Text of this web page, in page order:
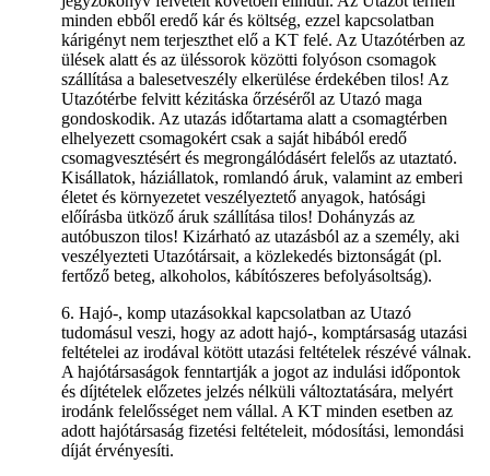
minden ebből eredő kár és költség, ezzel kapcsolatban
kárigényt nem terjeszthet elő a KT felé. Az Utazótérben az
ülések alatt és az üléssorok közötti folyóson csomagok
szállítása a balesetveszély elkerülése érdekében tilos! Az
Utazótérbe felvitt kézitáska őrzéséről az Utazó maga
gondoskodik. Az utazás időtartama alatt a csomagtérben
elhelyezett csomagokért csak a saját hibából eredő
csomagvesztésért és megrongálódásért felelős az utaztató.
Kisállatok, háziállatok, romlandó áruk, valamint az emberi
életet és környezetet veszélyeztető anyagok, hatósági
előírásba ütköző áruk szállítása tilos! Dohányzás az
autóbuszon tilos! Kizárható az utazásból az a személy, aki
veszélyezteti Utazótársait, a közlekedés biztonságát (pl.
fertőző beteg, alkoholos, kábítószeres befolyásoltság).
6. Hajó-, komp utazásokkal kapcsolatban az Utazó
tudomásul veszi, hogy az adott hajó-, komptársaság utazási
feltételei az irodával kötött utazási feltételek részévé válnak.
A hajótársaságok fenntartják a jogot az indulási időpontok
és díjtételek előzetes jelzés nélküli változtatására, melyért
irodánk felelősséget nem vállal. A KT minden esetben az
adott hajótársaság fizetési feltételeit, módosítási, lemondási
díját érvényesíti.